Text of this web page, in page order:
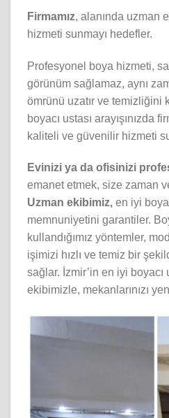
Firmamız, alanında uzman
hizmeti sunmayı hedefler.
Profesyonel boya hizmeti,
görünüm sağlamaz, aynı
ömrünü uzatır ve temizliğini
boyacı ustası arayışınızda
kaliteli ve güvenilir hizmeti
Evinizi ya da ofisinizi
emanet etmek, size zaman
Uzman ekibimiz, en iyi
memnuniyetini garantiler.
kullandığımız yöntemler,
işimizi hızlı ve temiz bir
sağlar. İzmir’in en iyi boyacı
ekibimizle, mekanlarınızı